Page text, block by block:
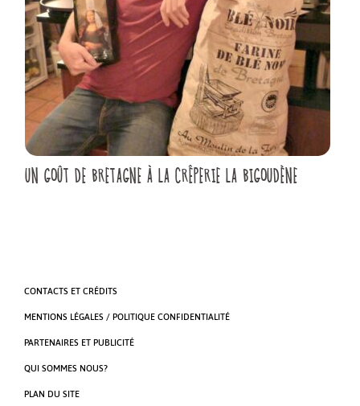
UN GOÛT DE BRETAGNE À LA CRÊPERIE LA BIGOUDÈNE
CONTACTS ET CRÉDITS
MENTIONS LÉGALES / POLITIQUE CONFIDENTIALITÉ
PARTENAIRES ET PUBLICITÉ
QUI SOMMES NOUS?
PLAN DU SITE